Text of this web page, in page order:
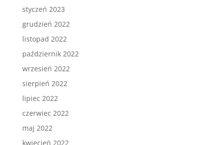
styczeń 2023
grudzień 2022
listopad 2022
październik 2022
wrzesień 2022
sierpień 2022
lipiec 2022
czerwiec 2022
maj 2022
kwiecień 2022